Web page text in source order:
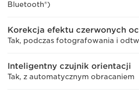
Bluetooth®)
Korekcja efektu czerwonych
Tak, podczas fotografowania i
Inteligentny czujnik orientacji
Tak, z automatycznym obracaniem